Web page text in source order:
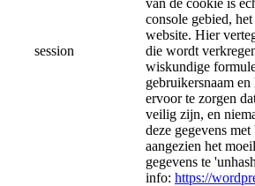
session
console gebied,
website. Hier
die wordt
wiskundige
gebruikersnaam
ervoor te zorgen
veilig zijn, en
deze gegevens
aangezien het
gegevens te
info: https://